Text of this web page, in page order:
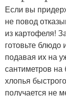
Если вы
не повод
из картофеля!
готовьте блюдо
подавая их на
сантиметров
хлопья
получается не